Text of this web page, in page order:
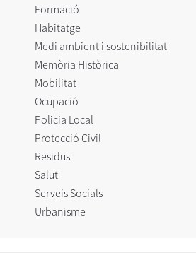
Formació
Habitatge
Medi ambient i sostenibilitat
Memòria Històrica
Mobilitat
Ocupació
Policia Local
Protecció Civil
Residus
Salut
Serveis Socials
Urbanisme